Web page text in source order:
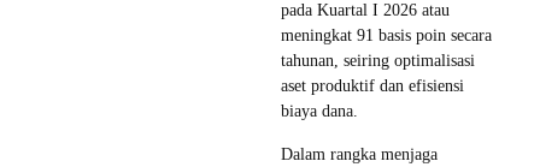
pada Kuartal I 2026 atau
meningkat 91 basis poin secara
tahunan, seiring optimalisasi
aset produktif dan efisiensi
biaya dana.
Dalam rangka menjaga